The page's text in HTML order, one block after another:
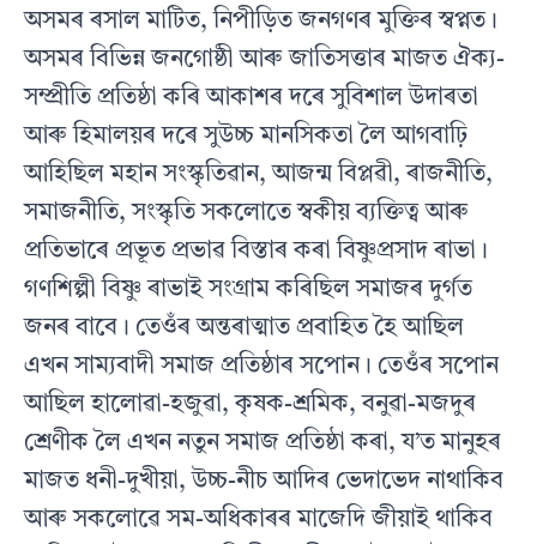
অসমৰ ৰসাল মাটিত, নিপীড়িত জনগণৰ মুক্তিৰ স্বপ্নত।
অসমৰ বিভিন্ন জনগােষ্ঠী আৰু জাতিসত্তাৰ মাজত ঐক্য-
সম্প্রীতি প্রতিষ্ঠা কৰি আকাশৰ দৰে সুবিশাল উদাৰতা
আৰু হিমালয়ৰ দৰে সুউচ্চ মানসিকতা লৈ আগবাঢ়ি
আহিছিল মহান সংস্কৃতিৱান, আজন্ম বিপ্লৱী, ৰাজনীতি,
সমাজনীতি, সংস্কৃতি সকলােতে স্বকীয় ব্যক্তিত্ব আৰু
প্রতিভাৰে প্রভূত প্রভাৱ বিস্তাৰ কৰা বিষ্ণুপ্ৰসাদ ৰাভা।
গণশিল্পী বিষ্ণু ৰাভাই সংগ্রাম কৰিছিল সমাজৰ দুৰ্গত
জনৰ বাবে। তেওঁৰ অন্তৰাত্মাত প্রবাহিত হৈ আছিল
এখন সাম্যবাদী সমাজ প্রতিষ্ঠাৰ সপােন। তেওঁৰ সপােন
আছিল হালােৱা-হজুৱা, কৃষক-শ্রমিক, বনুৱা-মজদুৰ
শ্রেণীক লৈ এখন নতুন সমাজ প্রতিষ্ঠা কৰা, য’ত মানুহৰ
মাজত ধনী-দুখীয়া, উচ্চ-নীচ আদিৰ ভেদাভেদ নাথাকিব
আৰু সকলােৱে সম-অধিকাৰৰ মাজেদি জীয়াই থাকিব